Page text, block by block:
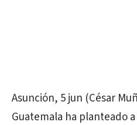
Asunción, 5 jun (César
Guatemala ha planteado